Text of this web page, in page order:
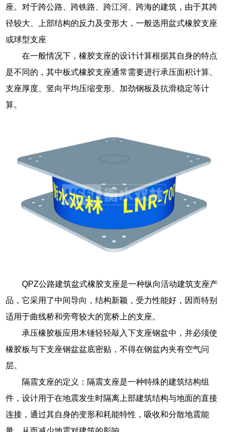
座。对于跨公路、跨铁路、跨江河、跨海的建筑，由于其跨
径较大、上部结构的反力及变形大，一般选用盆式橡胶支座
或球型支座
在一般情况下，橡胶支座的设计计算根据其自身的特点
是不同的，其中板式橡胶支座通常需要进行承压面积计算、
支座厚度、竖向平均压缩变形、加劲钢板及抗滑稳定等计
算。
QPZ公路建筑盆式橡胶支座是一种纵向活动建筑支座产
品，它采用了中间导向，结构新颖，受力性能好，因而特别
适用于曲线桥和旁弯较大的宽桥上的支座。
承压橡胶板应用木锤轻轻敲入下支座钢盆中，并必须使
橡胶板与下支座钢盆盆底密贴，不得在钢盆内夹有空气问
层。
隔震支座的定义：隔震支座是一种特殊的建筑结构组
件，设计用于在地震发生时隔离上部建筑结构与地面的直接
连接，通过其自身的变形和耗能特性，吸收和分散地震能